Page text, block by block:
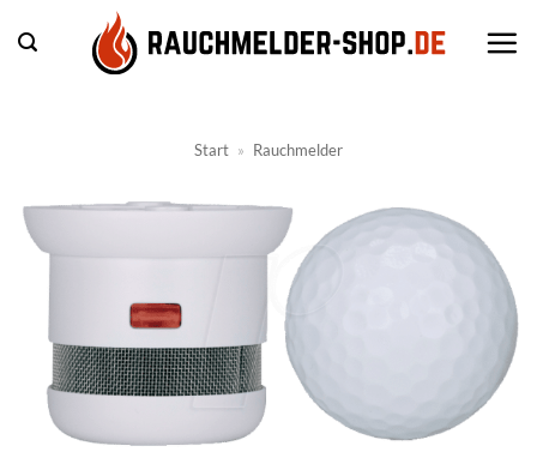
Inhalt
Start » Rauchmelder